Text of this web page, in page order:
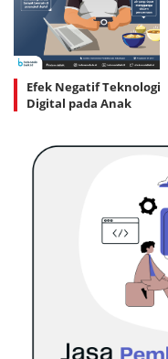
Efek Negatif Teknologi
Digital pada Anak